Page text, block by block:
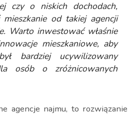
czy o niskich dochodach,
od takiej agencji
Warto inwestować właśnie
mieszkaniowe, aby
bardziej ucywilizowany
osób o zróżnicowanych
agencje najmu, to rozwiązanie